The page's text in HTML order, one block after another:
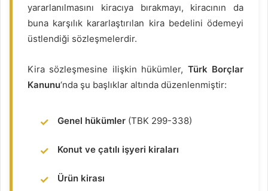
yararlanılmasını kiracıya bırakmayı, kiracının da
buna karşılık kararlaştırılan kira bedelini ödemeyi
üstlendiği sözleşmelerdir.
Kira sözleşmesine ilişkin hükümler, Türk Borçlar
Kanunu‘nda şu başlıklar altında düzenlenmiştir:
Genel hükümler (TBK 299-338)
Konut ve çatılı işyeri kiraları
Ürün kirası